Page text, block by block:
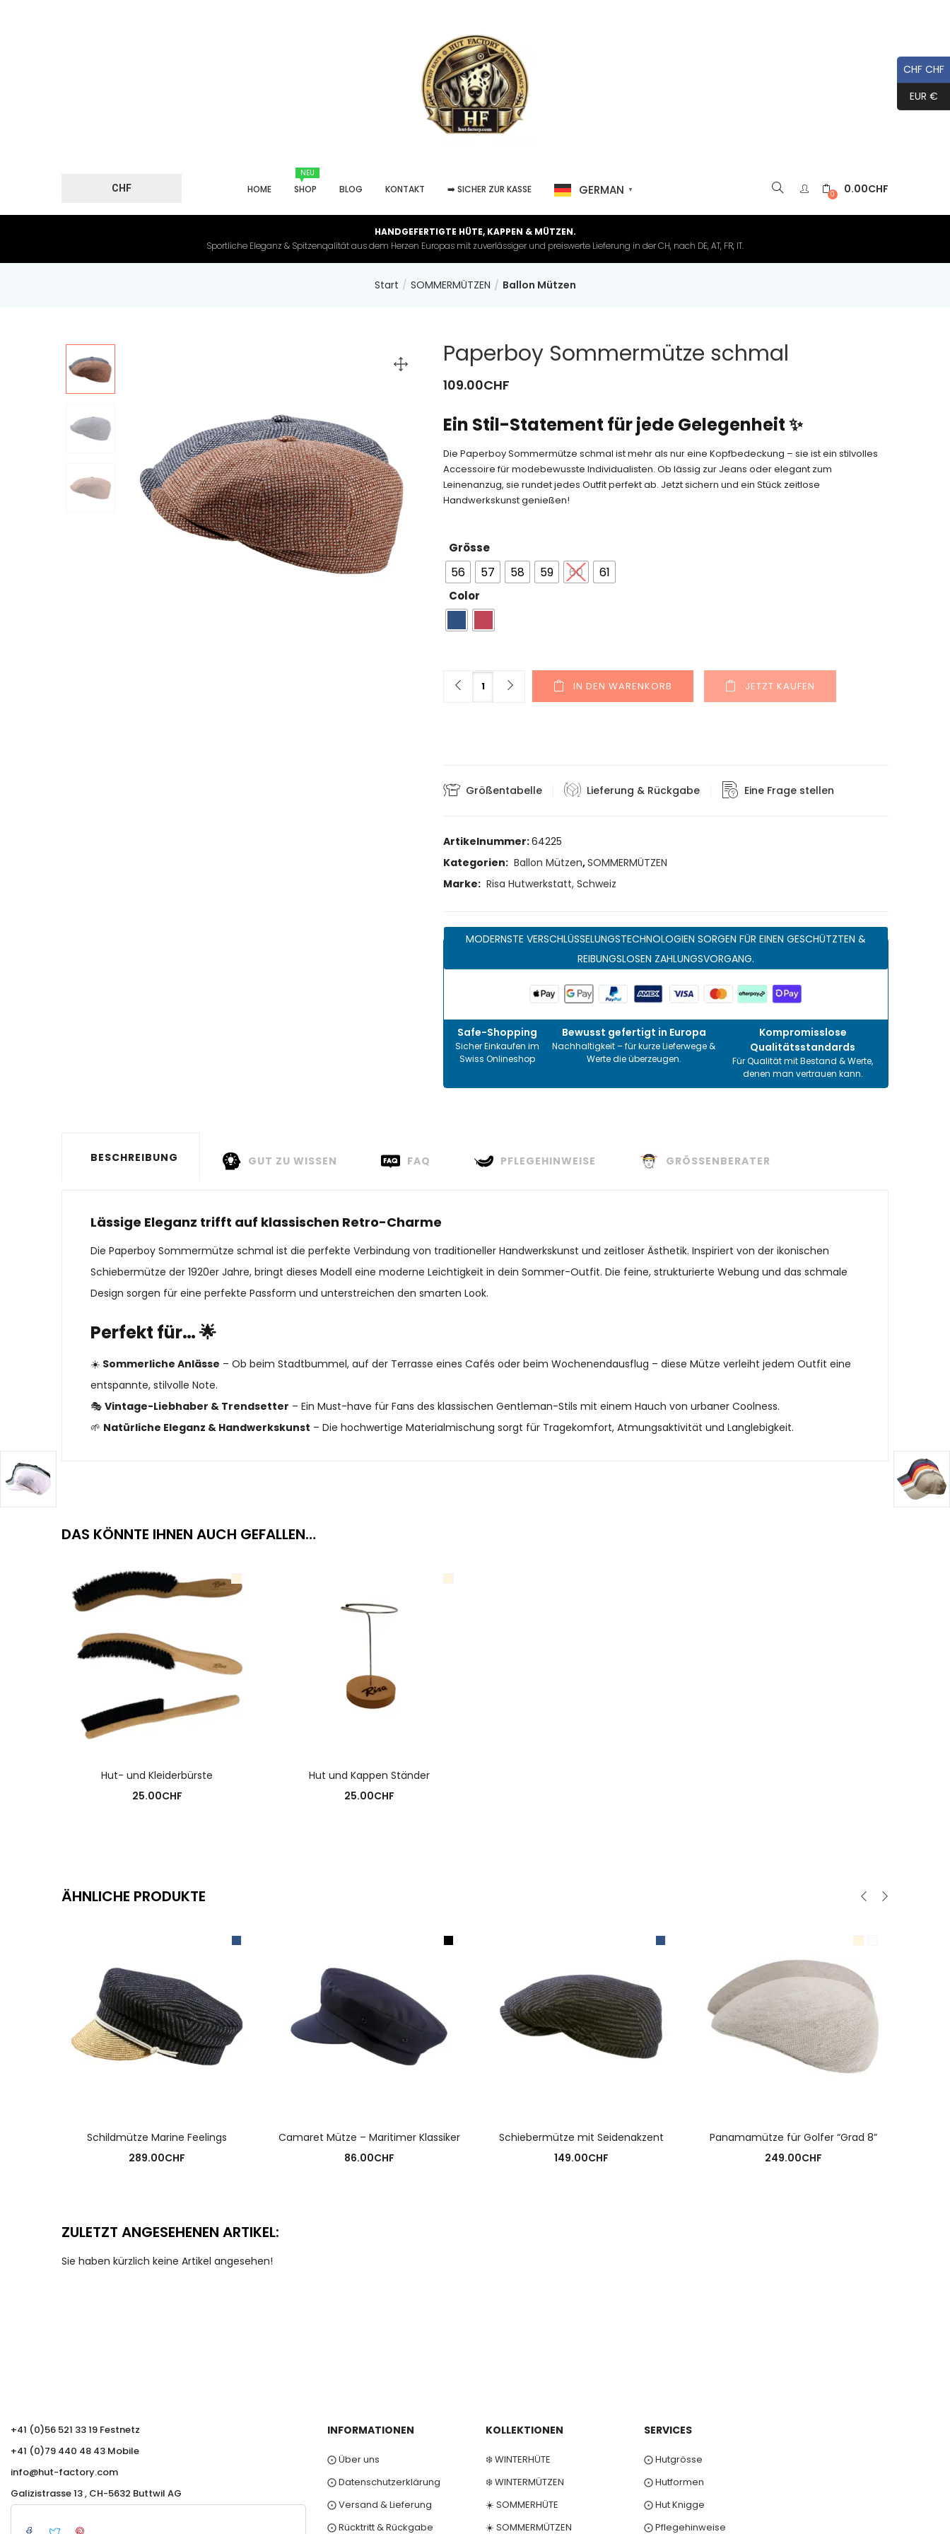
CHF HOME
NEU
SHOP BLOG KONTAKT ➡️ SICHER ZUR KASSE GERMAN ▼ 0 0.00CHF
HANDGEFERTIGTE HÜTE, KAPPEN & MÜTZEN.
Sportliche Eleganz & Spitzenqalität aus dem Herzen Europas mit zuverlässiger und preiswerte Lieferung in der CH, nach DE, AT, FR, IT.
Start SOMMERMÜTZEN Ballon Mützen
Paperboy Sommermütze schmal
109.00CHF
Ein Stil-Statement für jede Gelegenheit✨
Die Paperboy Sommermütze schmal ist mehr als nur eine Kopfbedeckung – sie ist ein stilvolles
Accessoire für modebewusste Individualisten. Ob lässig zur Jeans oder elegant zum
Leinenanzug, sie rundet jedes Outfit perfekt ab. Jetzt sichern und ein Stück zeitlose
Handwerkskunst genießen!
Grösse
56 57 58 59 60 61
Color
Menge
IN DEN WARENKORB JETZT KAUFEN
Größentabelle Lieferung & Rückgabe Eine Frage stellen
Artikelnummer:64225
Kategorien: Ballon Mützen,SOMMERMÜTZEN
Marke: Risa Hutwerkstatt, Schweiz
MODERNSTE VERSCHLÜSSELUNGSTECHNOLOGIEN SORGEN FÜR EINEN GESCHÜTZTEN &
REIBUNGSLOSEN ZAHLUNGSVORGANG.
Safe-Shopping
Sicher Einkaufen im
Swiss Onlineshop
Bewusst gefertigt in Europa
Nachhaltigkeit – für kurze Lieferwege &
Werte die überzeugen.
Kompromisslose
Qualitätsstandards
Für Qualität mit Bestand & Werte,
denen man vertrauen kann.
BESCHREIBUNG GUT ZU WISSEN FAQ PFLEGEHINWEISE GRÖSSENBERATER
Lässige Eleganz trifft auf klassischen Retro-Charme
Die Paperboy Sommermütze schmal ist die perfekte Verbindung von traditioneller Handwerkskunst und zeitloser Ästhetik. Inspiriert von der ikonischen
Schiebermütze der 1920er Jahre, bringt dieses Modell eine moderne Leichtigkeit in dein Sommer-Outfit. Die feine, strukturierte Webung und das schmale
Design sorgen für eine perfekte Passform und unterstreichen den smarten Look.
Perfekt für… 🌟
☀️ Sommerliche Anlässe – Ob beim Stadtbummel, auf der Terrasse eines Cafés oder beim Wochenendausflug – diese Mütze verleiht jedem Outfit eine
entspannte, stilvolle Note.
🎭 Vintage-Liebhaber & Trendsetter – Ein Must-have für Fans des klassischen Gentleman-Stils mit einem Hauch von urbaner Coolness.
🌱 Natürliche Eleganz & Handwerkskunst – Die hochwertige Materialmischung sorgt für Tragekomfort, Atmungsaktivität und Langlebigkeit.
DAS KÖNNTE IHNEN AUCH GEFALLEN…
Hut- und Kleiderbürste
25.00CHF
Hut und Kappen Ständer
25.00CHF
ÄHNLICHE PRODUKTE
Schildmütze Marine Feelings
289.00CHF
Camaret Mütze – Maritimer Klassiker
86.00CHF
Schiebermütze mit Seidenakzent
149.00CHF
Panamamütze für Golfer “Grad 8”
249.00CHF
ZULETZT ANGESEHENEN ARTIKEL:
Sie haben kürzlich keine Artikel angesehen!
+41 (0)56 521 33 19 Festnetz
+41 (0)79 440 48 43 Mobile
info@hut-factory.com
Galizistrasse 13 , CH-5632 Buttwil AG
INFORMATIONEN
⨀ Über uns
⨀ Datenschutzerklärung
⨀ Versand & Lieferung
⨀ Rücktritt & Rückgabe
KOLLEKTIONEN
❄️ WINTERHÜTE
❄️ WINTERMÜTZEN
☀️ SOMMERHÜTE
☀️ SOMMERMÜTZEN
SERVICES
⨀ Hutgrösse
⨀ Hutformen
⨀ Hut Knigge
⨀ Pflegehinweise
CHF CHF
EUR €